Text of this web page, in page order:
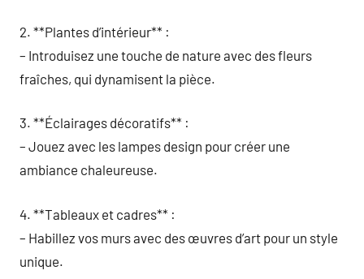
2. **Plantes d’intérieur** :
– Introduisez une touche de nature avec des fleurs
fraîches, qui dynamisent la pièce.
3. **Éclairages décoratifs** :
– Jouez avec les lampes design pour créer une
ambiance chaleureuse.
4. **Tableaux et cadres** :
– Habillez vos murs avec des œuvres d’art pour un style
unique.